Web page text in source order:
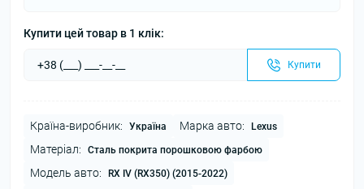
Купити цей товар в 1 клік:
Купити
Країна-виробник: Україна Марка авто: Lexus
Матеріал: Сталь покрита порошковою фарбою
Модель авто: RX IV (RX350) (2015-2022)